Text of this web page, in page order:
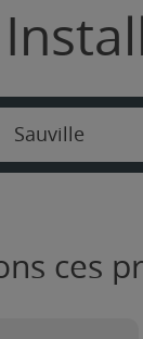
Sauville
ces